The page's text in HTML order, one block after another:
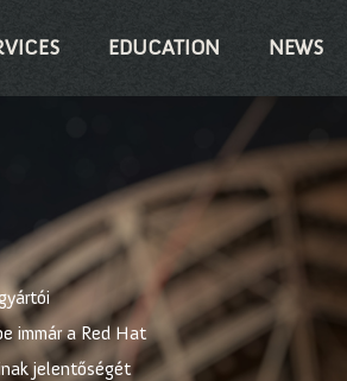
EDUCATION NEWS
immár a Red Hat
jelentőségét